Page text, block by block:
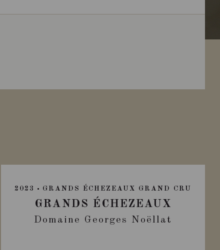
2023 GRANDS ÉCHEZEAUX GRAND CRU
GRANDS ÉCHEZEAUX
Domaine Georges Noëllat